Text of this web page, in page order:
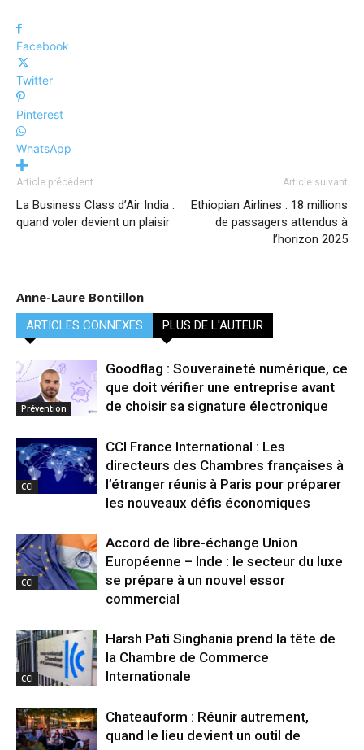
Facebook
Twitter
Pinterest
WhatsApp
Article précédent
La Business Class d’Air India :
quand voler devient un plaisir
Article suivant
Ethiopian Airlines : 18 millions
de passagers attendus à
l’horizon 2025
Anne-Laure Bontillon
ARTICLES CONNEXES PLUS DE L'AUTEUR
Prévention
Goodflag : Souveraineté numérique, ce
que doit vérifier une entreprise avant
de choisir sa signature électronique
CCI
CCI France International : Les
directeurs des Chambres françaises à
l’étranger réunis à Paris pour préparer
les nouveaux défis économiques
CCI
Accord de libre-échange Union
Européenne – Inde : le secteur du luxe
se prépare à un nouvel essor
commercial
CCI
Harsh Pati Singhania prend la tête de
la Chambre de Commerce
Internationale
Chateauform : Réunir autrement,
quand le lieu devient un outil de